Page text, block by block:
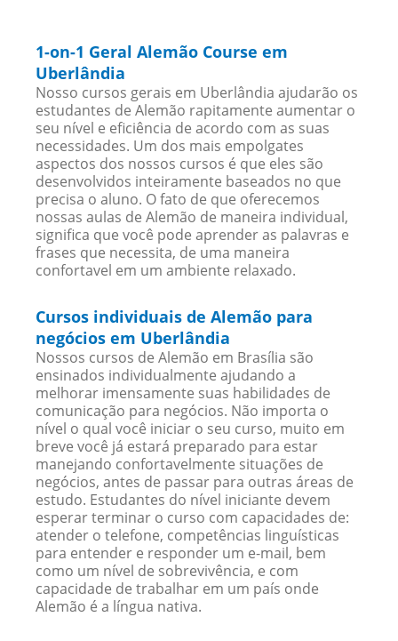
1-on-1 Geral Alemão Course em
Uberlândia
Nosso cursos gerais em Uberlândia ajudarão os
estudantes de Alemão rapitamente aumentar o
seu nível e eficiência de acordo com as suas
necessidades. Um dos mais empolgates
aspectos dos nossos cursos é que eles são
desenvolvidos inteiramente baseados no que
precisa o aluno. O fato de que oferecemos
nossas aulas de Alemão de maneira individual,
significa que você pode aprender as palavras e
frases que necessita, de uma maneira
confortavel em um ambiente relaxado.
Cursos individuais de Alemão para
negócios em Uberlândia
Nossos cursos de Alemão em Brasília são
ensinados individualmente ajudando a
melhorar imensamente suas habilidades de
comunicação para negócios. Não importa o
nível o qual você iniciar o seu curso, muito em
breve você já estará preparado para estar
manejando confortavelmente situações de
negócios, antes de passar para outras áreas de
estudo. Estudantes do nível iniciante devem
esperar terminar o curso com capacidades de:
atender o telefone, competências linguísticas
para entender e responder um e-mail, bem
como um nível de sobrevivência, e com
capacidade de trabalhar em um país onde
Alemão é a língua nativa.